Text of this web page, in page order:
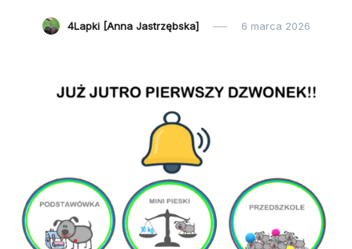
4Lapki [Anna Jastrzębska] 6 marca 2026